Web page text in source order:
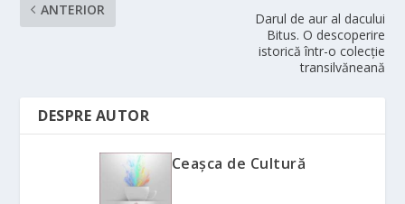
ANTERIOR
Darul de aur al dacului
Bitus. O descoperire
istorică într-o colecție
transilvăneană
DESPRE AUTOR
Ceașca de Cultură